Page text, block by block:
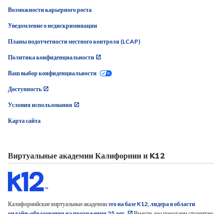
Планы подотчетности местного контроля (LCAP)
Политика конфиденциальности
Ваш выбор конфиденциальности
Доступность
Условия использования
Карта сайта
Виртуальные академии Калифорнии и K12
Калифорнийские виртуальные академии
онлайн-образования на протяжении 25 лет.
полностью раскрыть свой потенциал благодаря вдохновенному преподаванию и
персонализированного обучения.